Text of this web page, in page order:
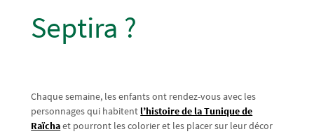
Septira ?
Chaque semaine, les enfants ont rendez-vous avec les
personnages qui habitentl’histoire de la Tunique de
Raïchaet pourront les colorier et les placer sur leur décor